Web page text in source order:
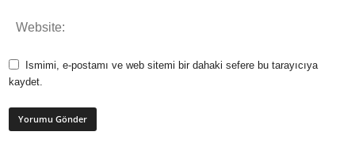
Ismimi, e-postamı ve web sitemi bir dahaki sefere bu tarayıcıya
kaydet.